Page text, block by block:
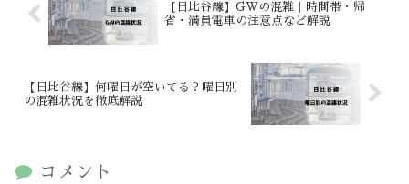
【日比谷線】GWの混雑｜時間帯・帰
省・満員電車の注意点など解説
【日比谷線】何曜日が空いてる？曜日別
の混雑状況を徹底解説
コメント